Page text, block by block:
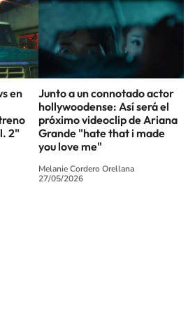
en
2"
Junto a un connotado actor
hollywoodense: Así será el
próximo videoclip de Ariana
Grande "hate that i made
you love me"
Melanie Cordero Orellana
27/05/2026